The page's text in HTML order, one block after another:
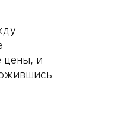
цены, и